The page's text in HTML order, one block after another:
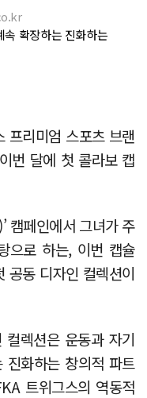
속 확장하는 진화하는
프리미엄 스포츠 브랜
번 달에 첫 콜라보 캡
캠페인에서 그녀가 주
으로 하는, 이번 캡슐
공동 디자인 컬렉션이
렉션은 운동과 자기
진화하는 창의적 파트
트위그스의 역동적